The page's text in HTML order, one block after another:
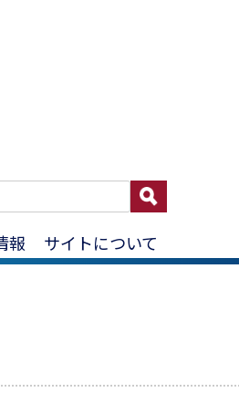
報 サイトについて
板・標識機製造業)